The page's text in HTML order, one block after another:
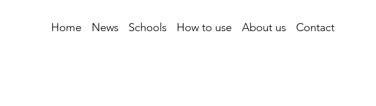
Home News Schools How to use About us Contact